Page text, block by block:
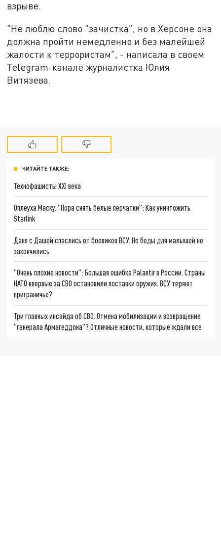
взрыве.
"Не люблю слово "зачистка", но в Херсоне она
должна пройти немедленно и без малейшей
жалости к террористам", - написала в своем
Telegram-канале журналистка Юлия
Витязева.
ЧИТАЙТЕ ТАКЖЕ:
Технофашисты XXI века
Оплеуха Маску. "Пора снять белые перчатки": Как уничтожить
Starlink
Даня с Дашей спаслись от боевиков ВСУ. Но беды для малышей не
закончились
"Очень плохие новости": Большая ошибка Palantir в России. Страны
НАТО впервые за СВО остановили поставки оружия. ВСУ теряют
приграничье?
Три главных инсайда об СВО. Отмена мобилизации и возвращение
"генерала Армагеддона"? Отличные новости, которые ждали все